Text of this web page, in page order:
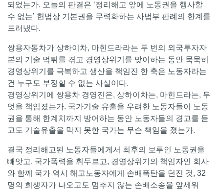
되었는가. 오늘의 판결은 ‘정리해고 앞에 노동권을 행사할
수 없는’ 헌법상 기본권을 무력화하는 사법부 판례의 한계를
드러냈다.
쌍용자동차가 상하이차, 마힌드라라는 두 번의 외국투자자
본의 기술 먹튀를 겪고 경영상위기를 맞이하는 동안 묵묵히
경영상위기를 극복하고 생산을 책임진 한 축은 노동자라는
건 누구도 부정할 수 없는 사실이다.
경영상위기에 쌍용차 경영진은, 상하이차는, 마힌드라는, 무
엇을 책임졌는가. 국가기술 유출을 우려한 노동자들이 노동
권을 통해 한계치까지 방어하는 동안 노동자들의 경고를 듣
고도 기술유출을 막지 못한 국가는 무슨 책임을 졌는가.
결국 정리해고된 노동자들에게서 최후의 보루인 노동권을
빼앗고, 국가폭력을 휘두르고, 경영상위기의 책임자인 회사
와 함께 국가 역시 해고노동자에게 손배폭탄을 던진 것, 32
명의 희생자가 나오고도 멈추지 않는 손배소송을 앞세워